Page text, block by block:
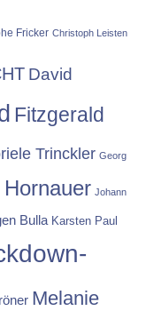
Fricker Christoph Leisten
David
Fitzgerald
Trinckler Georg
Johann
Bulla Karsten Paul
Melanie